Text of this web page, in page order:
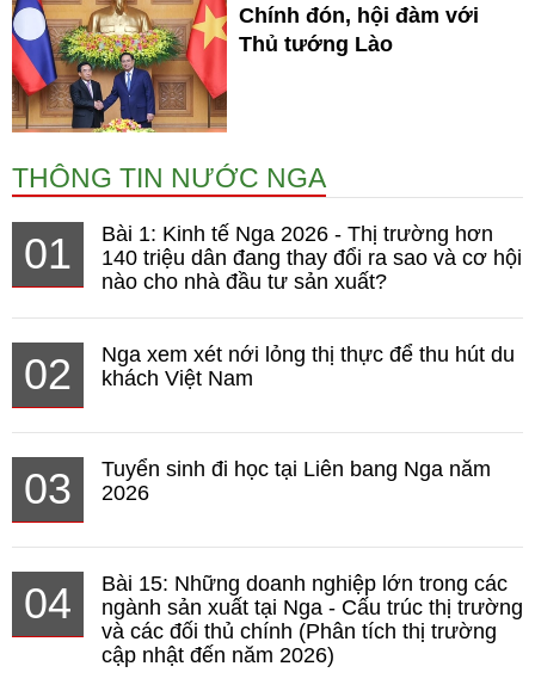
Chính đón, hội đàm với
Thủ tướng Lào
THÔNG TIN NƯỚC NGA
01
Bài 1: Kinh tế Nga 2026 - Thị trường hơn
140 triệu dân đang thay đổi ra sao và cơ hội
nào cho nhà đầu tư sản xuất?
02
Nga xem xét nới lỏng thị thực để thu hút du
khách Việt Nam
03
Tuyển sinh đi học tại Liên bang Nga năm
2026
04
Bài 15: Những doanh nghiệp lớn trong các
ngành sản xuất tại Nga - Cấu trúc thị trường
và các đối thủ chính (Phân tích thị trường
cập nhật đến năm 2026)